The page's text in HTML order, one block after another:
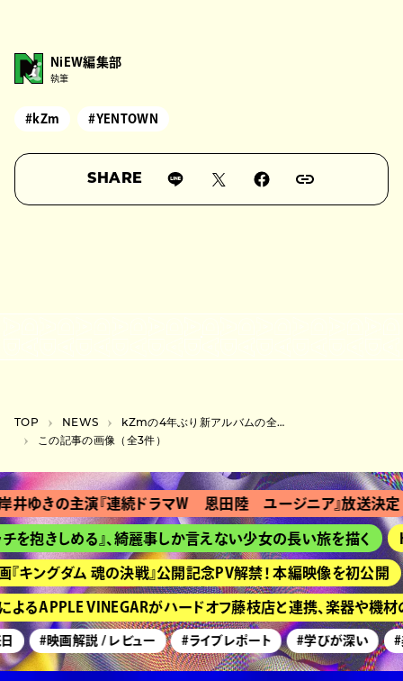
NiEW編集部
執筆
#kZm #YENTOWN
SHARE
TOP NEWS
kZmの4年ぶり新アルバムの全貌を明かす生配信が決定、終了後は渋谷でゲリラライブも
この記事の画像（全3件）
井ゆきの主演『連続ドラマＷ 恩田陸 ユージニア』放送決定
を抱きしめる』、綺麗事しか言えない少女の長い旅を描く
キングダム 魂の決戦』公開記念PV解禁！ 本編映像を初公開
よるAPPLE VINEGARがハードオフ藤枝店と連携、楽器や機
#映画解説 / レビュー #ライブレポート #学びが深い #